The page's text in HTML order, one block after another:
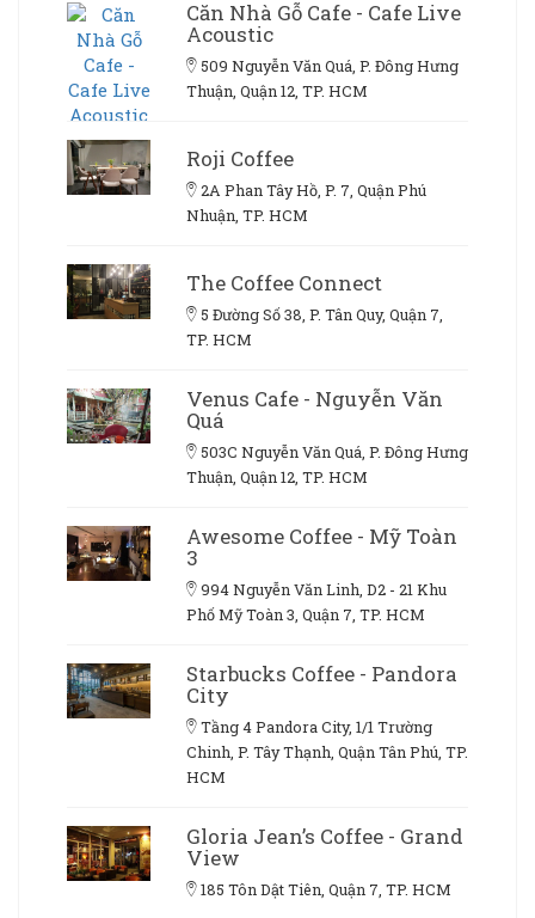
Căn Nhà Gỗ Cafe - Cafe Live
Acoustic
509 Nguyễn Văn Quá, P. Đông Hưng
Thuận, Quận 12, TP. HCM
Roji Coffee
2A Phan Tây Hồ, P. 7, Quận Phú
Nhuận, TP. HCM
The Coffee Connect
5 Đường Số 38, P. Tân Quy, Quận 7,
TP. HCM
Venus Cafe - Nguyễn Văn
Quá
503C Nguyễn Văn Quá, P. Đông Hưng
Thuận, Quận 12, TP. HCM
Awesome Coffee - Mỹ Toàn
3
994 Nguyễn Văn Linh, D2 - 21 Khu
Phố Mỹ Toàn 3, Quận 7, TP. HCM
Starbucks Coffee - Pandora
City
Tầng 4 Pandora City, 1/1 Trường
Chinh, P. Tây Thạnh, Quận Tân Phú, TP.
HCM
Gloria Jean’s Coffee - Grand
View
185 Tôn Dật Tiên, Quận 7, TP. HCM